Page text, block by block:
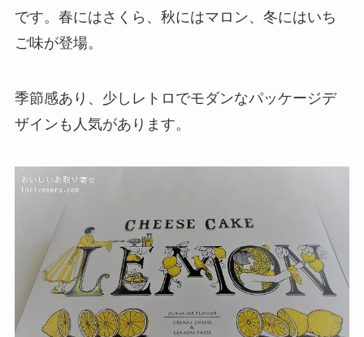
です。春にはさくら、秋にはマロン、冬にはいち
ご味が登場。
季節感あり、少しレトロでモダンなパッケージデ
ザインも人気があります。